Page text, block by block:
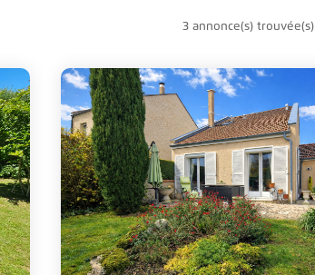
3 annonce(s) trouvée(s)